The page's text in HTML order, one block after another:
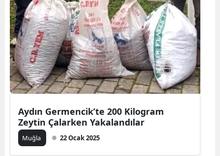
Aydın Germencik’te 200 Kilogram
Zeytin Çalarken Yakalandılar
Muğla 22 Ocak 2025